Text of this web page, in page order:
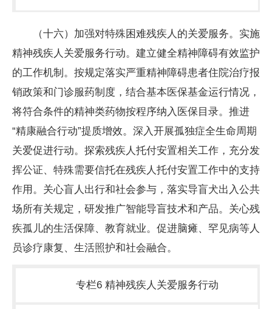
（十六）加强对特殊困难残疾人的关爱服务。实施
精神残疾人关爱服务行动。建立健全精神障碍有效监护
的工作机制。按规定落实严重精神障碍患者住院治疗报
销政策和门诊服药制度，结合基本医保基金运行情况，
将符合条件的精神类药物按程序纳入医保目录。推进
“精康融合行动”提质增效。深入开展孤独症全生命周期
关爱促进行动。探索残疾人托付安置相关工作，充分发
挥公证、特殊需要信托在残疾人托付安置工作中的支持
作用。关心盲人出行和社会参与，落实导盲犬出入公共
场所有关规定，研发推广智能导盲技术和产品。关心残
疾孤儿的生活保障、教育就业。促进脑瘫、罕见病等人
员诊疗康复、生活照护和社会融合。
专栏6 精神残疾人关爱服务行动